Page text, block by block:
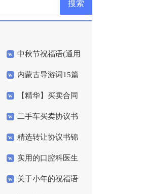
中秋节祝福语(通用
15篇)内蒙古导游词15篇
【精华】买卖合同
模板集锦六篇
二手车买卖协议书
精选转让协议书锦
集10篇实用的口腔科医生
辞职报告四篇
关于小年的祝福语